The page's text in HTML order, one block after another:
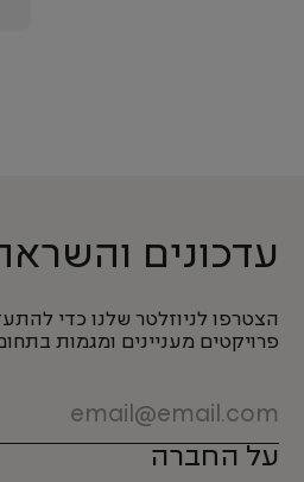
עדכונים
הצטרפו לניוזלטר שלנו כדי
פרויקטים מעניינים ומגמות
על החברה